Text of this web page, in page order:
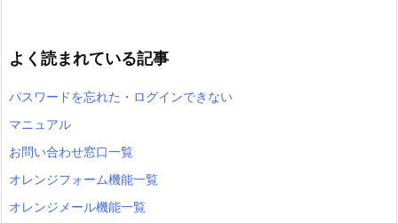
よく読まれている記事
パスワードを忘れた・ログインできない
マニュアル
お問い合わせ窓口一覧
オレンジフォーム機能一覧
オレンジメール機能一覧